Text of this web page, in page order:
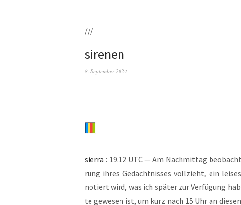
///
sirenen
8. September 2024
sier­ra : 19.12 UTC — Am Nach­mit­tag
rung ihres Gedächt­nis­ses voll­zieht, ein
notiert wird, was ich spä­ter zur Ver­fü­gung
te gewe­sen ist, um kurz nach 15 Uhr an